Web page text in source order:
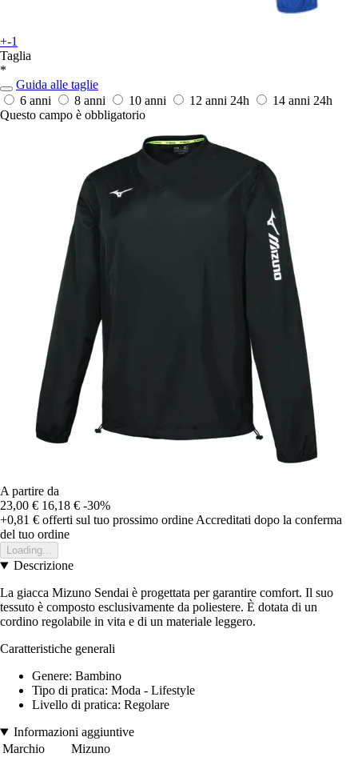
+-1
Taglia
*
Guida alle taglie
6 anni
8 anni 10 anni 12 anni 24h 14 anni 24h
Questo campo è obbligatorio
A partire da
23,00 € 16,18 € -30%
+0,81 € offerti sul tuo prossimo ordine Accreditati dopo la conferma
del tuo ordine
Loading...
Descrizione
La giacca Mizuno Sendai è progettata per garantire comfort. Il suo
tessuto è composto esclusivamente da poliestere. È dotata di un
cordino regolabile in vita e di un materiale leggero.
Caratteristiche generali
Genere: Bambino
Tipo di pratica: Moda - Lifestyle
Livello di pratica: Regolare
Informazioni aggiuntive
Marchio
Mizuno